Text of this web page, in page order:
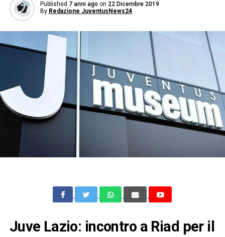
Published 7 anni ago on 22 Dicembre 2019
By Redazione JuventusNews24
Juve Lazio: incontro a Riad per il